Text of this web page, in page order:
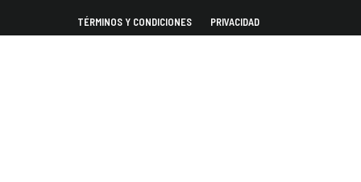
TÉRMINOS Y CONDICIONES PRIVACIDAD